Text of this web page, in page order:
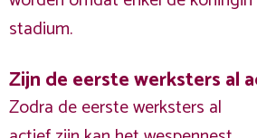
stadium.
Zijn de eerste werksters al
Zodra de eerste werksters al